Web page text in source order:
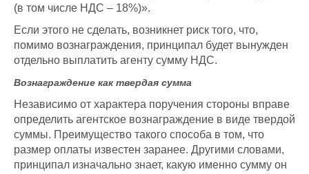
(в том числе НДС – 18%)».
Если этого не сделать, возникнет риск того, что,
помимо вознаграждения, принципал будет вынужден
отдельно выплатить агенту сумму НДС.
Вознаграждение как твердая сумма
Независимо от характера поручения стороны вправе
определить агентское вознаграждение в виде твердой
суммы. Преимущество такого способа в том, что
размер оплаты известен заранее. Другими словами,
принципал изначально знает, какую именно сумму он